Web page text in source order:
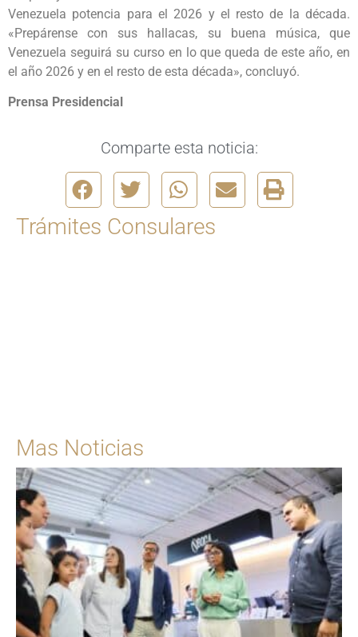
Venezuela potencia para el 2026 y el resto de la década.
«Prepárense con sus hallacas, su buena música, que
Venezuela seguirá su curso en lo que queda de este año, en
el año 2026 y en el resto de esta década», concluyó.
Prensa Presidencial
Comparte esta noticia:
Trámites Consulares
Mas Noticias